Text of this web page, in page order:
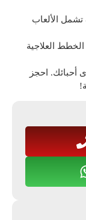
تشمل الألعاب
الخطط العلاجية
أحبائك. احجز